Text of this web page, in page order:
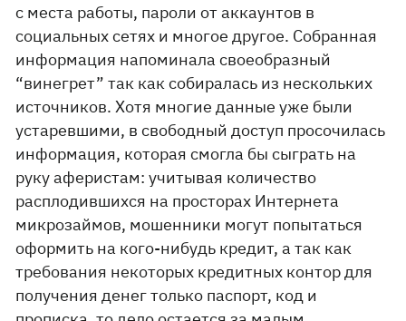
с места работы, пароли от аккаунтов в
социальных сетях и многое другое. Собранная
информация напоминала своеобразный
“винегрет” так как собиралась из нескольких
источников. Хотя многие данные уже были
устаревшими, в свободный доступ просочилась
информация, которая смогла бы сыграть на
руку аферистам: учитывая количество
расплодившихся на просторах Интернета
микрозаймов, мошенники могут попытаться
оформить на кого-нибудь кредит, а так как
требования некоторых кредитных контор для
получения денег только паспорт, код и